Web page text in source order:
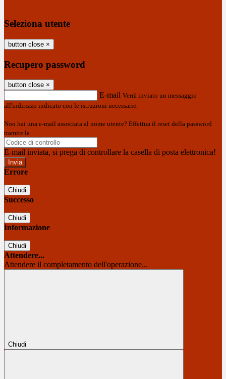
Seleziona utente
button close ×
Recupero password
button close ×
E-mail Verrà inviato un messaggio
all'indirizzo indicato con le istruzioni necessarie.
Non hai una e-mail associata al nome utente? Effettua il reset della password
tramite la
E-mail inviata, si prega di controllare la casella di posta elettronica!
Errore
Chiudi
Successo
Chiudi
Informazione
Chiudi
Attendere...
Attendere il completamento dell'operazione...
Chiudi